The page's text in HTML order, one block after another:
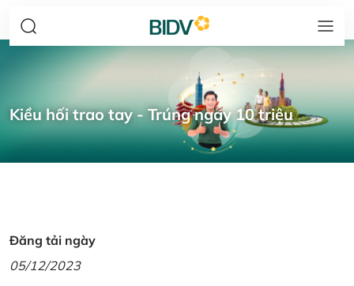
Kiều hối trao tay - Trúng ngay 10 triệu
Đăng tải ngày
05/12/2023